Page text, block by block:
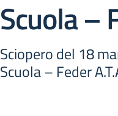
Scuola –
Sciopero del 18
Scuola – Feder